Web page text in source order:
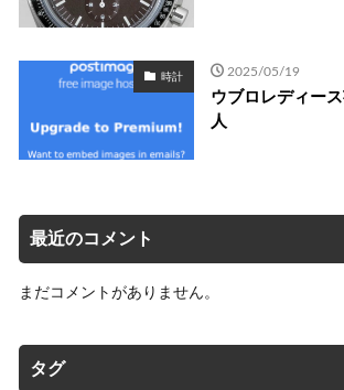
時計 2025/05/19
ウブロレディー
人
最近のコメント
まだコメントがありません。
タグ